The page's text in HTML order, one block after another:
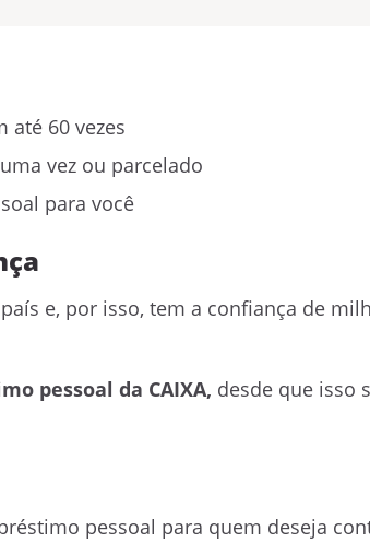
até 60 vezes
vez ou parcelado
para você
e, por isso, tem a confiança de
pessoal da CAIXA, desde que isso
pessoal para quem deseja